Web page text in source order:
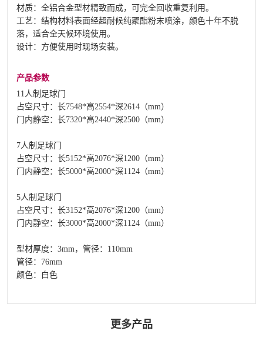
材质：全铝合金型材精致而成，可完全回收重复利用。
工艺：结构材料表面经超耐候纯聚酯粉末喷涂，颜色十年不脱
落，适合全天候环境使用。
设计：方便使用时现场安装。
产品参数
11人制足球门
占空尺寸：长7548*高2554*深2614（mm）
门内静空：长7320*高2440*深2500（mm）
7人制足球门
占空尺寸：长5152*高2076*深1200（mm）
门内静空：长5000*高2000*深1124（mm）
5人制足球门
占空尺寸：长3152*高2076*深1200（mm）
门内静空：长3000*高2000*深1124（mm）
型材厚度：3mm，管径：110mm
管径：76mm
颜色：白色
更多产品